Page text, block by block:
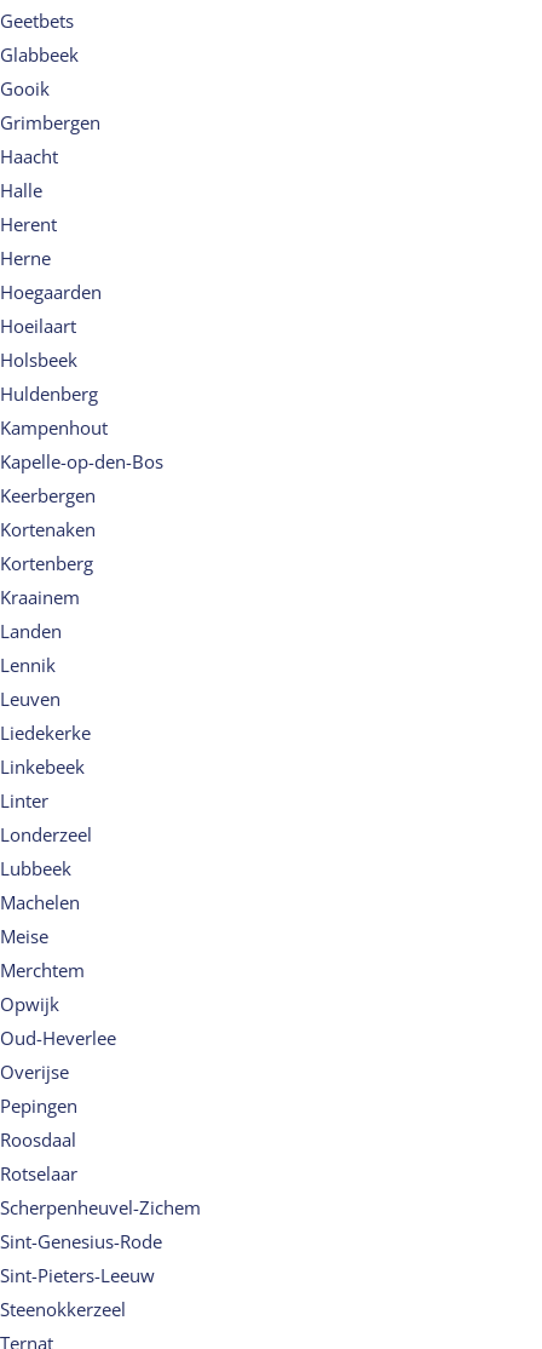
Geetbets
Glabbeek
Gooik
Grimbergen
Haacht
Halle
Herent
Herne
Hoegaarden
Hoeilaart
Holsbeek
Huldenberg
Kampenhout
Kapelle-op-den-Bos
Keerbergen
Kortenaken
Kortenberg
Kraainem
Landen
Lennik
Leuven
Liedekerke
Linkebeek
Linter
Londerzeel
Lubbeek
Machelen
Meise
Merchtem
Opwijk
Oud-Heverlee
Overijse
Pepingen
Roosdaal
Rotselaar
Scherpenheuvel-Zichem
Sint-Genesius-Rode
Sint-Pieters-Leeuw
Steenokkerzeel
Ternat